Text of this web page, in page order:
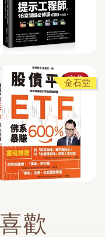
金石堂
完售
歡